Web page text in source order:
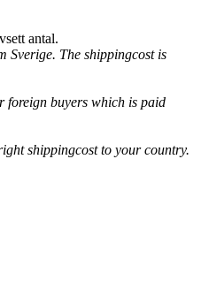
antal.
Sverige. The shippingcost is
foreign buyers which is paid
shippingcost to your country.